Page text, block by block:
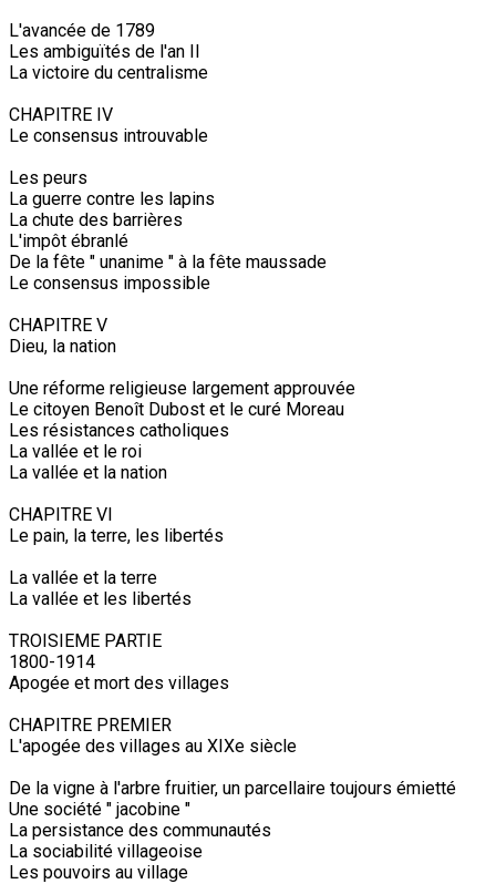
L'avancée de 1789
Les ambiguïtés de l'an II
La victoire du centralisme
CHAPITRE IV
Le consensus introuvable
Les peurs
La guerre contre les lapins
La chute des barrières
L'impôt ébranlé
De la fête " unanime " à la fête maussade
Le consensus impossible
CHAPITRE V
Dieu, la nation
Une réforme religieuse largement approuvée
Le citoyen Benoît Dubost et le curé Moreau
Les résistances catholiques
La vallée et le roi
La vallée et la nation
CHAPITRE VI
Le pain, la terre, les libertés
La vallée et la terre
La vallée et les libertés
TROISIEME PARTIE
1800-1914
Apogée et mort des villages
CHAPITRE PREMIER
L'apogée des villages au XIXe siècle
De la vigne à l'arbre fruitier, un parcellaire toujours émietté
Une société " jacobine "
La persistance des communautés
La sociabilité villageoise
Les pouvoirs au village